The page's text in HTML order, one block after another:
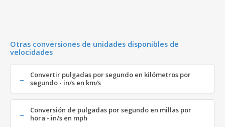
Otras conversiones de unidades disponibles de
velocidades
Convertir pulgadas por segundo en kilómetros por
segundo - in/s en km/s
Conversión de pulgadas por segundo en millas por
hora - in/s en mph